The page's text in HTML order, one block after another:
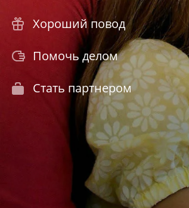
Хороший повод
Помочь делом
Стать партнером